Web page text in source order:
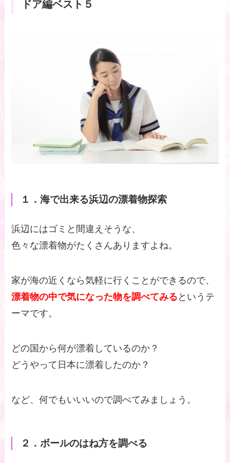
ドア編ベスト５
１．海で出来る浜辺の漂着物探索
浜辺にはゴミと間違えそうな、
色々な漂着物がたくさんありますよね。
家が海の近くなら気軽に行くことができるので、
漂着物の中で気になった物を調べてみる というテ
ーマです。
どの国から何が漂着しているのか？
どうやって日本に漂着したのか？
など、何でもいいいので調べてみましょう。
２．ボールのはね方を調べる